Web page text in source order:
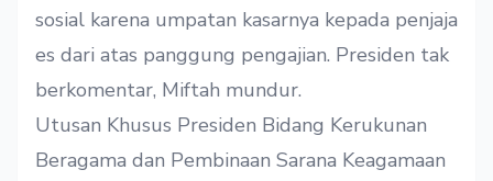
sosial karena umpatan kasarnya kepada penjaja
es dari atas panggung pengajian. Presiden tak
berkomentar, Miftah mundur.
Utusan Khusus Presiden Bidang Kerukunan
Beragama dan Pembinaan Sarana Keagamaan